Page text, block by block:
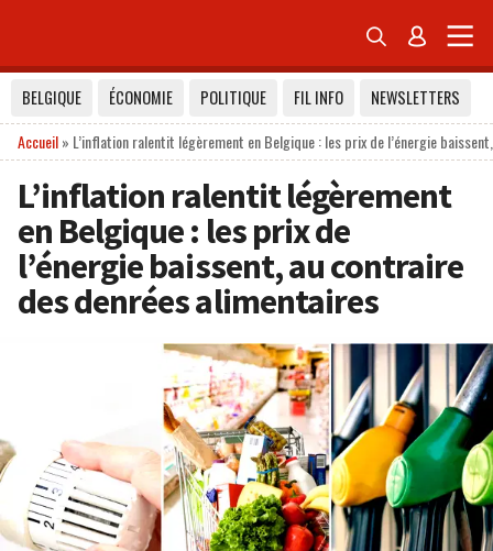
 
BELGIQUE ÉCONOMIE POLITIQUE FIL INFO
NEWSLETTERS
Accueil» L’inflation ralentit légèrement en Belgique : les prix de l’énergie
L’inflation ralentit légèrement
en Belgique : les prix de
l’énergie baissent, au contraire
des denrées alimentaires